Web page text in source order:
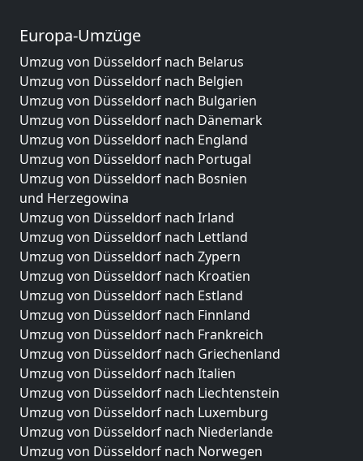
Europa-Umzüge
Umzug von Düsseldorf nach Belarus
Umzug von Düsseldorf nach Belgien
Umzug von Düsseldorf nach Bulgarien
Umzug von Düsseldorf nach Dänemark
Umzug von Düsseldorf nach England
Umzug von Düsseldorf nach Portugal
Umzug von Düsseldorf nach Bosnien
und Herzegowina
Umzug von Düsseldorf nach Irland
Umzug von Düsseldorf nach Lettland
Umzug von Düsseldorf nach Zypern
Umzug von Düsseldorf nach Kroatien
Umzug von Düsseldorf nach Estland
Umzug von Düsseldorf nach Finnland
Umzug von Düsseldorf nach Frankreich
Umzug von Düsseldorf nach Griechenland
Umzug von Düsseldorf nach Italien
Umzug von Düsseldorf nach Liechtenstein
Umzug von Düsseldorf nach Luxemburg
Umzug von Düsseldorf nach Niederlande
Umzug von Düsseldorf nach Norwegen